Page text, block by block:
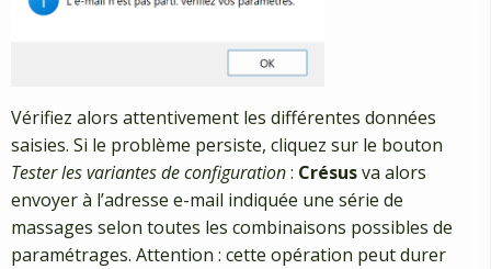
Vérifiez alors attentivement les différentes données
saisies. Si le problème persiste, cliquez sur le bouton
Tester les variantes de configuration: Crésusva alors
envoyer à l’adresse e-mail indiquée une série de
massages selon toutes les combinaisons possibles de
paramétrages. Attention : cette opération peut durer